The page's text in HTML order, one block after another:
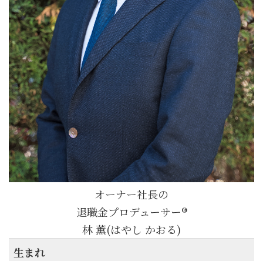
オーナー社長の
退職金プロデューサー®︎
林 薫(はやし かおる)
生まれ